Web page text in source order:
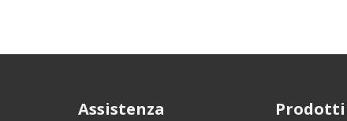
Assistenza Prodotti